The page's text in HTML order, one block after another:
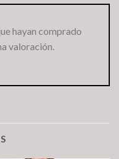
hayan comprado
valoración.